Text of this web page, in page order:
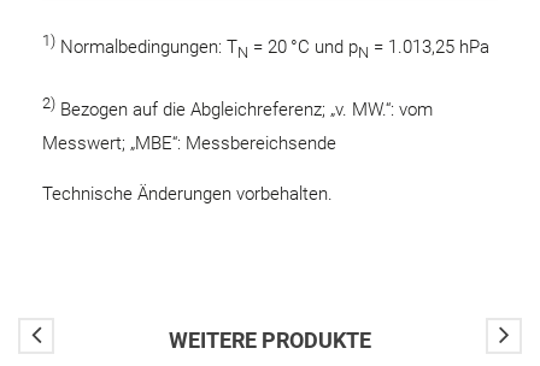
1) Normalbedingungen: TN = 20 °C und pN = 1.013,25 hPa
2) Bezogen auf die Abgleichreferenz; „v. MW.“: vom
Messwert; „MBE“: Messbereichsende
Technische Änderungen vorbehalten.
WEITERE PRODUKTE